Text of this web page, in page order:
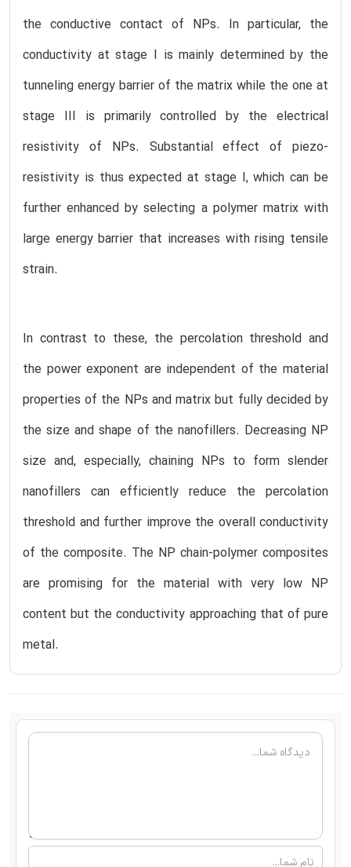
the conductive contact of NPs. In particular, the
conductivity at stage I is mainly determined by the
tunneling energy barrier of the matrix while the one at
stage III is primarily controlled by the electrical
resistivity of NPs. Substantial effect of piezo-
resistivity is thus expected at stage I, which can be
further enhanced by selecting a polymer matrix with
large energy barrier that increases with rising tensile
strain.
In contrast to these, the percolation threshold and
the power exponent are independent of the material
properties of the NPs and matrix but fully decided by
the size and shape of the nanofillers. Decreasing NP
size and, especially, chaining NPs to form slender
nanofillers can efficiently reduce the percolation
threshold and further improve the overall conductivity
of the composite. The NP chain-polymer composites
are promising for the material with very low NP
content but the conductivity approaching that of pure
metal.